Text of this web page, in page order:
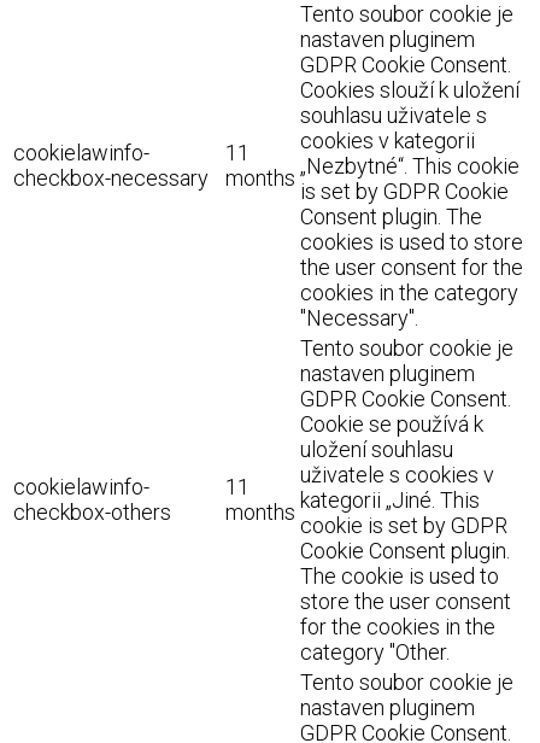
cookielawinfo-
checkbox-necessary
11
months
Tento soubor cookie je
nastaven pluginem
GDPR Cookie Consent.
Cookies slouží k uložení
souhlasu uživatele s
cookies v kategorii
„Nezbytné“. This cookie
is set by GDPR Cookie
Consent plugin. The
cookies is used to store
the user consent for the
cookies in the category
"Necessary".
cookielawinfo-
checkbox-others
11
months
Tento soubor cookie je
nastaven pluginem
GDPR Cookie Consent.
Cookie se používá k
uložení souhlasu
uživatele s cookies v
kategorii „Jiné. This
cookie is set by GDPR
Cookie Consent plugin.
The cookie is used to
store the user consent
for the cookies in the
category "Other.
Tento soubor cookie je
nastaven pluginem
GDPR Cookie Consent.